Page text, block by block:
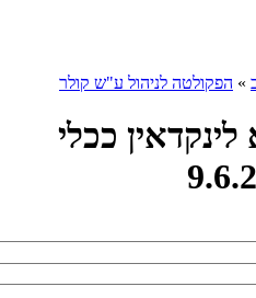
» הפקולטה לניהול ע"ש קולר
לינקדאין ככלי